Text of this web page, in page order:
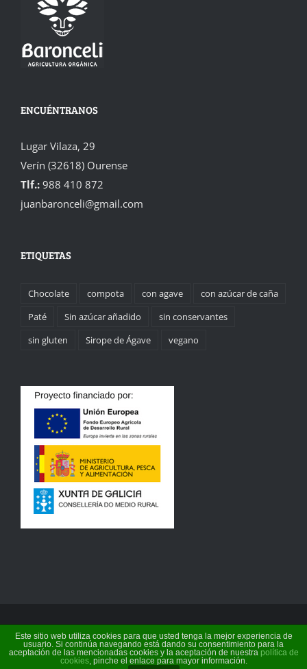
ENCUÉNTRANOS
Lugar Vilaza, 29
Verín (32618) Ourense
Tlf.: 988 410 872
juanbaronceli@gmail.com
ETIQUETAS
Chocolate compota con agave
con azúcar de caña
Paté
Sin azúcar añadido
sin conservantes
sin gluten
Sirope de Ágave vegano
©2026 Terra de Baronceli | Conservas do Támega
S.L. |Política de cookies
Este sitio web utiliza cookies para que usted tenga la mejor experiencia de
usuario. Si continúa navegando está dando su consentimiento para la
aceptación de las mencionadas cookies y la aceptación de nuestra política de
cookies, pinche el enlace para mayor información.